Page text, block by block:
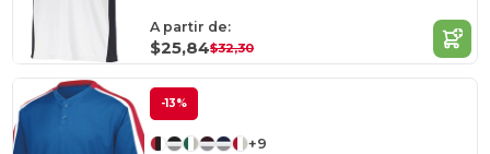
A partir de:
$25,84$32,30
-13%
+9